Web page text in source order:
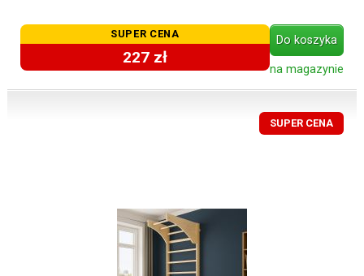
SUPER CENA
227 zł
Do koszyka
na magazynie
SUPER CENA